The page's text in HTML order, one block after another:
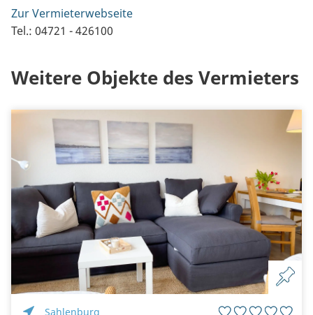
Zur Vermieterwebseite
Tel.: 04721 - 426100
Weitere Objekte des Vermieters
Sahlenburg